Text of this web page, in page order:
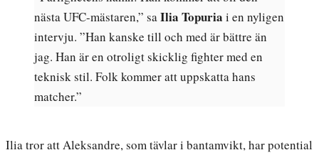
nästa UFC-mästaren,” saIlia Topuria i en nyligen
intervju. ”Han kanske till och med är bättre än
jag. Han är en otroligt skicklig fighter med en
teknisk stil. Folk kommer att uppskatta hans
matcher.”
Ilia tror att Aleksandre, som tävlar i bantamvikt, har potential